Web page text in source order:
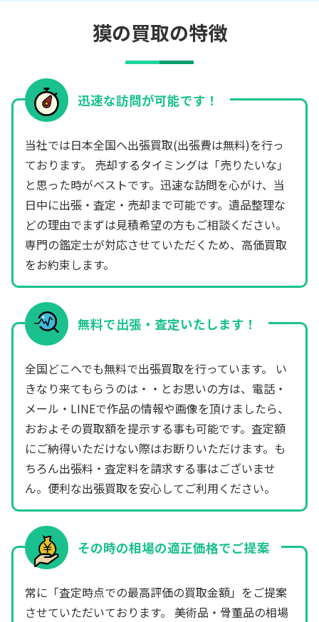
獏の買取の特徴
迅速な訪問が可能です！
当社では日本全国へ出張買取(出張費は無料)を行っ
ております。 売却するタイミングは「売りたいな」
と思った時がベストです。迅速な訪問を心がけ、当
日中に出張・査定・売却まで可能です。遺品整理な
どの理由でまずは見積希望の方もご相談ください。
専門の鑑定士が対応させていただくため、高価買取
をお約束します。
無料で出張・査定いたします！
全国どこへでも無料で出張買取を行っています。 い
きなり来てもらうのは・・とお思いの方は、電話・
メール・LINEで作品の情報や画像を頂けましたら、
おおよその買取額を提示する事も可能です。査定額
にご納得いただけない際はお断りいただけます。も
ちろん出張料・査定料を請求する事はございませ
ん。便利な出張買取を安心してご利用ください。
その時の相場の適正価格でご提案
常に「査定時点での最高評価の買取金額」をご提案
させていただいております。 美術品・骨董品の相場